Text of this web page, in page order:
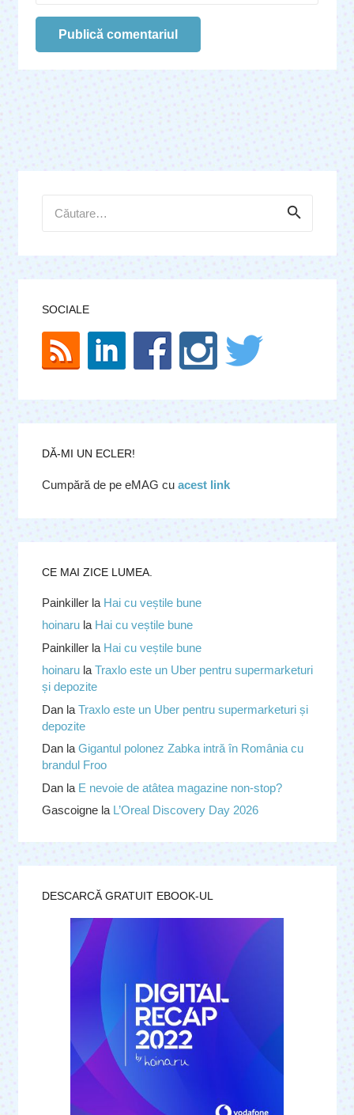
Publică comentariul
după:
SOCIALE
DĂ-MI UN ECLER!
Cumpără de pe eMAG cu acest link
CE MAI ZICE LUMEA.
Painkillerla Hai cu veștile bune
hoinarula Hai cu veștile bune
Painkillerla Hai cu veștile bune
hoinarula Traxlo este un Uber pentru supermarketuri
și depozite
Danla Traxlo este un Uber pentru supermarketuri și
depozite
Danla Gigantul polonez Zabka intră în România cu
brandul Froo
Danla E nevoie de atâtea magazine non-stop?
Gascoignela L’Oreal Discovery Day 2026
DESCARCĂ GRATUIT EBOOK-UL